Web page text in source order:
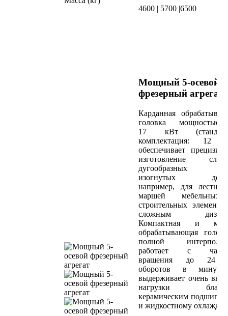
4600 | 5700 |6500
Мощный 5-осевой
фрезерный агрегат
Карданная
головка
17 кВт
комплектация: 12
обеспечивает
изготовление
дугообразных
изогнутых
например, для
маршей
строительных
сложным
Компактная и
обрабатывающая
полной
работает с
вращения до 24
оборотов в
выдерживает очень
нагрузки
керамическим
и жидкостному